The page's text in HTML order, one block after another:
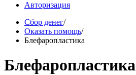
Авторизация
Сбор денег/
Оказать помощь/
Блефаропластика
Блефаропластика